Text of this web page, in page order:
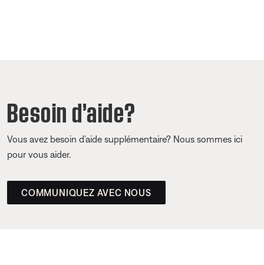
Besoin d’aide?
Vous avez besoin d’aide supplémentaire? Nous sommes ici
pour vous aider.
COMMUNIQUEZ AVEC NOUS